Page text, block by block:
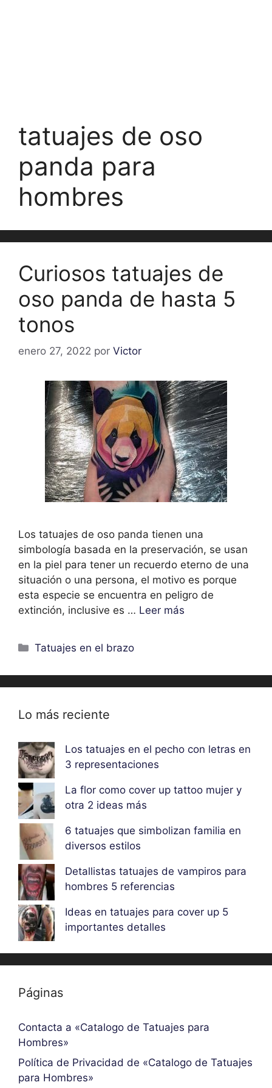
tatuajes de oso
panda para
hombres
Curiosos tatuajes de
oso panda de hasta 5
tonos
enero 27, 2022 por Victor
Los tatuajes de oso panda tienen una
simbología basada en la preservación, se usan
en la piel para tener un recuerdo eterno de una
situación o una persona, el motivo es porque
esta especie se encuentra en peligro de
extinción, inclusive es … Leer más
Categorías
Tatuajes en el brazo
Lo más reciente
Los tatuajes en el pecho con letras en
3 representaciones
La flor como cover up tattoo mujer y
otra 2 ideas más
6 tatuajes que simbolizan familia en
diversos estilos
Detallistas tatuajes de vampiros para
hombres 5 referencias
Ideas en tatuajes para cover up 5
importantes detalles
Páginas
Contacta a «Catalogo de Tatuajes para
Hombres»
Política de Privacidad de «Catalogo de Tatuajes
para Hombres»